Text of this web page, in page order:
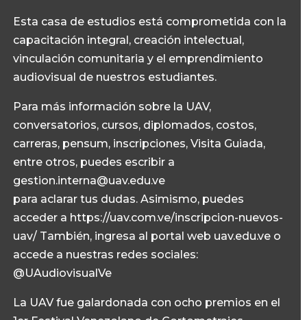
Esta casa de estudios está comprometida con la
capacitación integral, creación intelectual,
vinculación comunitaria y el emprendimiento
audiovisual de nuestros estudiantes.
Para más información sobre la UAV,
conversatorios, cursos, diplomados, costos,
carreras, pensum, inscripciones, Visita Guiada,
entre otros, puedes escribir a
gestion.interna@uav.edu.ve
para aclarar tus dudas. Asimismo, puedes
acceder a https://uav.com.ve/inscripcion-nuevos-
uav/ También, ingresa al portal web uav.edu.ve o
accede a nuestras redes sociales:
@UAudiovisualVe
La UAV fue galardonada con ocho premios en el